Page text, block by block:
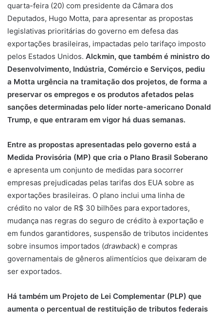
quarta-feira (20) com presidente da Câmara dos
Deputados, Hugo Motta, para apresentar as propostas
legislativas prioritárias do governo em defesa das
exportações brasileiras, impactadas pelo tarifaço imposto
pelos Estados Unidos. Alckmin, que também é ministro do
Desenvolvimento, Indústria, Comércio e Serviços, pediu
a Motta urgência na tramitação dos projetos, de forma a
preservar os empregos e os produtos afetados pelas
sanções determinadas pelo líder norte-americano Donald
Trump, e que entraram em vigor há duas semanas.
Entre as propostas apresentadas pelo governo está a
Medida Provisória (MP) que cria o Plano Brasil Soberano
e apresenta um conjunto de medidas para socorrer
empresas prejudicadas pelas tarifas dos EUA sobre as
exportações brasileiras. O plano inclui uma linha de
crédito no valor de R$ 30 bilhões para exportadores,
mudança nas regras do seguro de crédito à exportação e
em fundos garantidores, suspensão de tributos incidentes
sobre insumos importados (drawback) e compras
governamentais de gêneros alimentícios que deixaram de
ser exportados.
Há também um Projeto de Lei Complementar (PLP) que
aumenta o percentual de restituição de tributos federais